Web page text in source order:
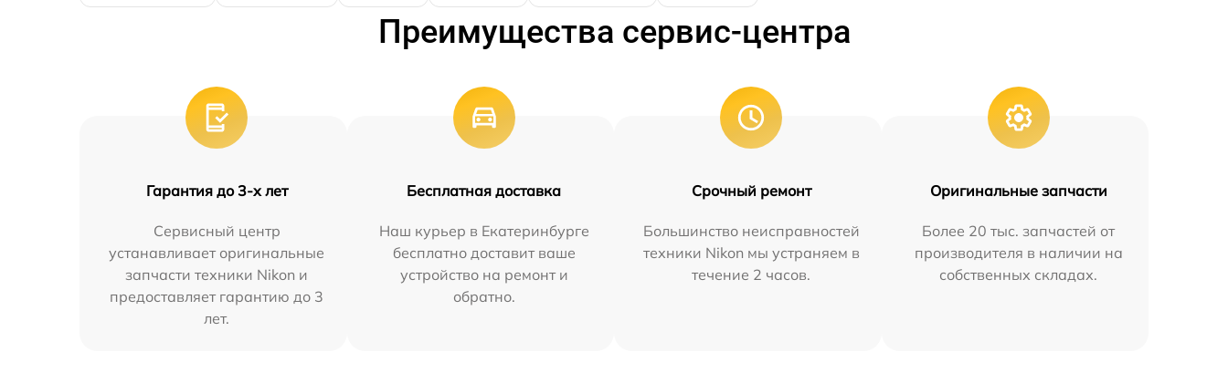
Преимущества сервис-центра
Гарантия до 3-х лет
Сервисный центр
устанавливает оригинальные
запчасти техники Nikon и
предоставляет гарантию до 3
лет.
Бесплатная доставка
Наш курьер в Екатеринбурге
бесплатно доставит ваше
устройство на ремонт и
обратно.
Срочный ремонт
Большинство неисправностей
техники Nikon мы устраняем в
течение 2 часов.
Оригинальные запчасти
Более 20 тыс. запчастей от
производителя в наличии на
собственных складах.